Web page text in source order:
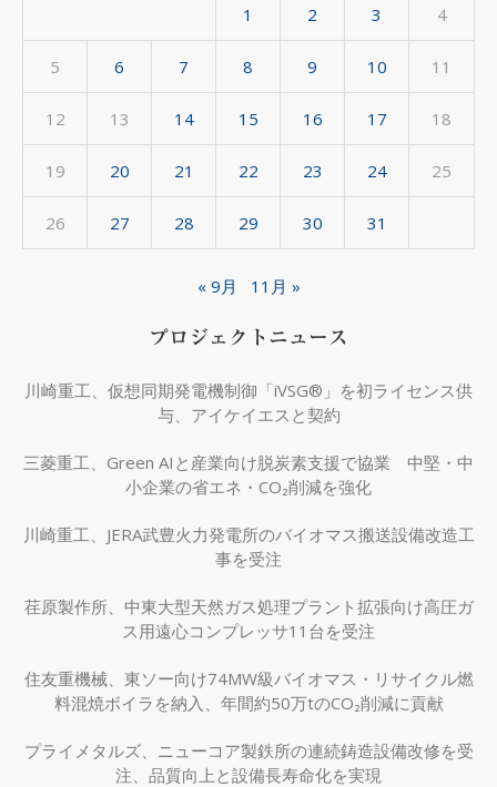
1 2 3 4
5 6 7 8 9 10 11
12 13 14 15 16 17 18
19 20 21 22 23 24 25
26 27 28 29 30 31
« 9月 11月 »
プロジェクトニュース
川崎重工、仮想同期発電機制御「iVSG®」を初ライセンス供
与、アイケイエスと契約
三菱重工、Green AIと産業向け脱炭素支援で協業 中堅・中
小企業の省エネ・CO₂削減を強化
川崎重工、JERA武豊火力発電所のバイオマス搬送設備改造工
事を受注
荏原製作所、中東大型天然ガス処理プラント拡張向け高圧ガ
ス用遠心コンプレッサ11台を受注
住友重機械、東ソー向け74MW級バイオマス・リサイクル燃
料混焼ボイラを納入、年間約50万tのCO₂削減に貢献
プライメタルズ、ニューコア製鉄所の連続鋳造設備改修を受
注、品質向上と設備長寿命化を実現